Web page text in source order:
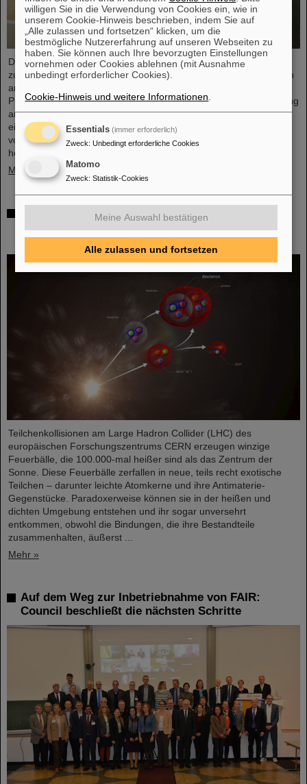
Dr. Guy Leckenby ist für seine herausragende Promotionsarbeit
zur Untersuchung des gebundenen Betazerfalls mit Experimenten
am GSI/FAIR-Experimentierspeicherring ESR mit dem FAIR-GSI
PhD Award 2025 ausgezeichnet worden. Seine Präzisionsmessung
an vollständig ionisierten Thallium-205-Ionen trug zur Lösung
eines seit Jahrzehnten bestehenden Rätsels über den Ursprung
von Blei in unserem Sonnensystem bei und stellt eine
herausragende Leistung für GSI/FAIR dar.
Mehr »
ALICE löst Rätsel um Erzeugung und Überleben
leichter Atomkerne – GSI/FAIR-Forschende
beteiligt
Teilchenkollisionen am Large Hadron Collider (LHC) des
europäischen Forschungszentrums CERN erzeugen winzige
Feuerbälle, die 100.000-mal heißer sind als das Zentrum der
Sonne. Diese Feuerbälle zerfallen in neue, teils recht exotische
Teilchen – darunter leichte Atomkerne und ihre Antimaterie-
Gegenstücke. Paradoxerweise können sie in der heißen und
dichten Umgebung entstehen und ihr sogar unversehrt
entkommen, obwohl die Bindungen, die ihre Bestandteile
zusammenhalten, äußerst ...
Mehr »
Auf dem Weg zur Inbetriebnahme von FAIR:
Council beschließt die nächsten Schritte
willigen Sie in die Verwendung von Cookies ein, wie in
unserem Cookie-Hinweis beschrieben, indem Sie auf
„Alle zulassen und fortsetzen“ klicken, um die
bestmögliche Nutzererfahrung auf unseren Webseiten zu
haben. Sie können auch Ihre bevorzugten Einstellungen
vornehmen oder Cookies ablehnen (mit Ausnahme
unbedingt erforderlicher Cookies).
Cookie-Hinweis und weitere Informationen
Essentials (immer erforderlich)
Zweck: Unbedingt erforderliche Cookies
Matomo
Zweck: Statistik-Cookies
Meine Auswahl bestätigen
Alle zulassen und fortsetzen